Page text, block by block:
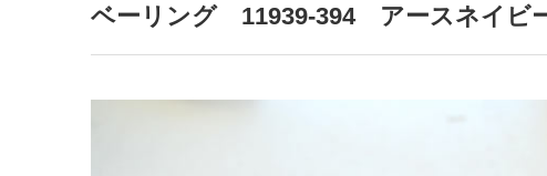
ベーリング 11939-394 アースネイビ